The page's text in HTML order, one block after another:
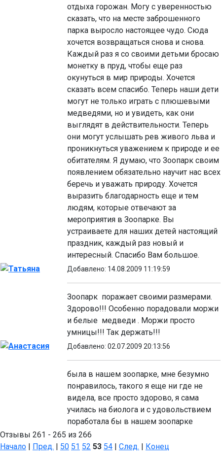
отдыха горожан. Могу с уверенностью
сказать, что на месте заброшенного
парка выросло настоящее чудо. Сюда
хочется возвращаться снова и снова.
Каждый раз я со своими детьми бросаю
монетку в пруд, чтобы еще раз
окунуться в мир природы. Хочется
сказать всем спасибо. Теперь наши дети
могут не только играть с плюшевыми
медведями, но и увидеть, как они
выглядят в действительности. Теперь
они могут услышать рев живого льва и
проникнуться уважением к природе и ее
обитателям. Я думаю, что Зоопарк своим
появлением обязательно научит нас всех
беречь и уважать природу. Хочется
выразить благодарность еще и тем
людям, которые отвечают за
мероприятия в Зоопарке. Вы
устраиваете для наших детей настоящий
праздник, каждый раз новый и
интересный. Спасибо Вам большое.
Татьяна
Добавлено: 14.08.2009 11:19:59
Зоопарк поражает своими размерами.
Здорово!!! Особенно порадовали моржи
и белые медведи . Моржи просто
умницы!!! Так держать!!!
Анастасия
Добавлено: 02.07.2009 20:13:56
была в нашем зоопарке, мне безумно
понравилось, такого я еще ни где не
видела, все просто здорово, я сама
училась на биолога и с удовольствием
поработала бы в нашем зоопарке
Отзывы 261 - 265 из 266
Начало | Пред. | 50 51 52 53 54 | След. | Конец